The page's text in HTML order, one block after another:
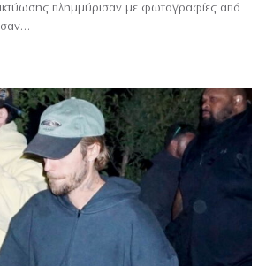
πλημμύρισαν με φωτογραφίες από